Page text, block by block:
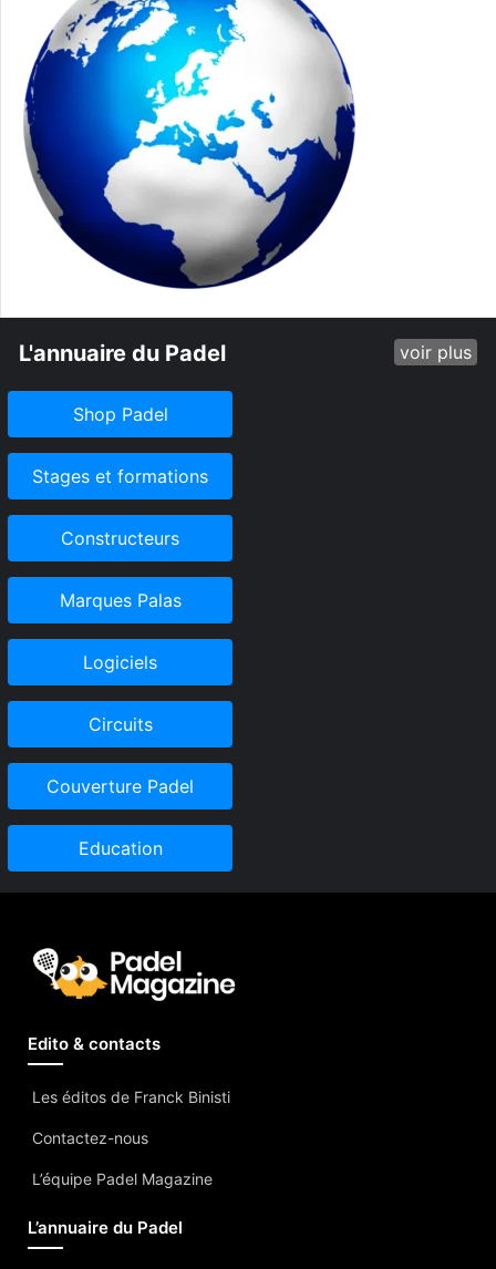
L'annuaire du Padel voir plus
Shop Padel
Stages et formations
Constructeurs
Marques Palas
Logiciels
Circuits
Couverture Padel
Education
Edito & contacts
Les éditos de Franck Binisti
Contactez-nous
L’équipe Padel Magazine
L’annuaire du Padel